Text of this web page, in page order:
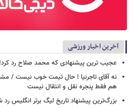
آخرین اخبار ورزشی
عجیب ترین پیشنهادی که محمد صلاح رد کرد!
نه آقای تاجرنیا ! حال تیمت خوب نیست /
هم فقط پنجره نقل و انتقال نیست
بزرگ‌ترین پیشنهاد تاریخ لیگ برتر انگلیس